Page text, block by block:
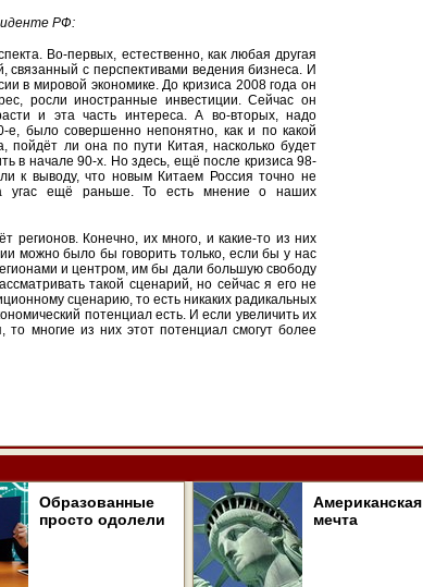
РФ:
Во-первых, естественно, как любая другая
связанный с перспективами ведения бизнеса. И
в мировой экономике. До кризиса 2008 года он
росли иностранные инвестиции. Сейчас он
и эта часть интереса. А во-вторых, надо
было совершенно непонятно, как и по какой
пойдёт ли она по пути Китая, насколько будет
в начале 90-х. Но здесь, ещё после кризиса 98-
к выводу, что новым Китаем Россия точно не
угас ещё раньше. То есть мнение о наших
регионов. Конечно, их много, и какие-то из них
можно было бы говорить только, если бы у нас
и центром, им бы дали большую свободу
такой сценарий, но сейчас я его не
сценарию, то есть никаких радикальных
потенциал есть. И если увеличить их
то многие из них этот потенциал смогут более
Образованные
просто одолели
Американская
мечта